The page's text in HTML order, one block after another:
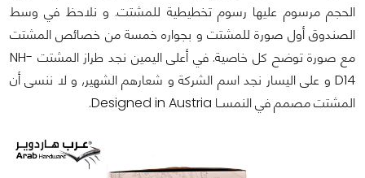
الحجم مرسوم عليها رسوم تخطيطية للمشتت. و نلاحظ في وسط
الصندوق أول صورة للمشتت و بجواره خمسة من خصائص المشتت
مع صورة توضح كل خاصية. في أعلى اليمين نجد طراز المشتت NH-
D14 و على اليسار نجد اسم الشركة و شعارهم الشهير, و لا ننسى أن
المشتت مصمم في النمســا Designed in Austria.